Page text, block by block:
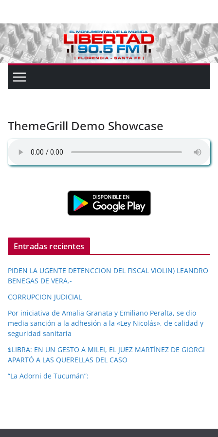
ThemeGrill Demo Showcase
Entradas recientes
PIDEN LA UGENTE DETENCCION DEL FISCAL VIOLIN) LEANDRO
BENEGAS DE VERA.-
CORRUPCION JUDICIAL
Por iniciativa de Amalia Granata y Emiliano Peralta, se dio
media sanción a la adhesión a la «Ley Nicolás», de calidad y
seguridad sanitaria
$LIBRA: EN UN GESTO A MILEI, EL JUEZ MARTÍNEZ DE GIORGI
APARTÓ A LAS QUERELLAS DEL CASO
“La Adorni de Tucumán”: